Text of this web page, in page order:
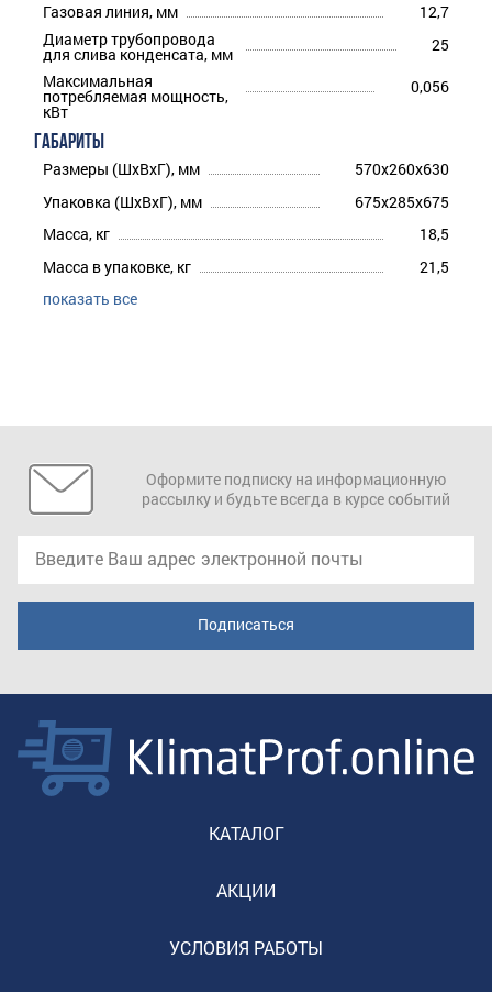
Газовая линия, мм
12,7
Диаметр трубопровода
для слива конденсата, мм
25
Максимальная
потребляемая мощность,
кВт
0,056
ГАБАРИТЫ
Размеры (ШхВхГ), мм
570x260x630
Упаковка (ШхВхГ), мм
675x285x675
Масса, кг
18,5
Масса в упаковке, кг
21,5
показать все
Оформите подписку на информационную
рассылку и будьте всегда в курсе событий
КАТАЛОГ
АКЦИИ
УСЛОВИЯ РАБОТЫ